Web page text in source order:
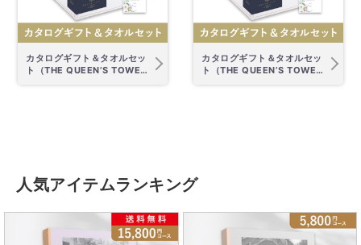
カタログギフト＆タオルセッ
ト（THE QUEEN’S TOWEL
カタログギフト＆タオルセッ
ト（THE QUEEN’S TOWEL
人気アイテムランキング